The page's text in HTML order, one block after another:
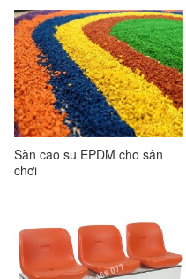
Sàn cao su EPDM cho sân
chơi